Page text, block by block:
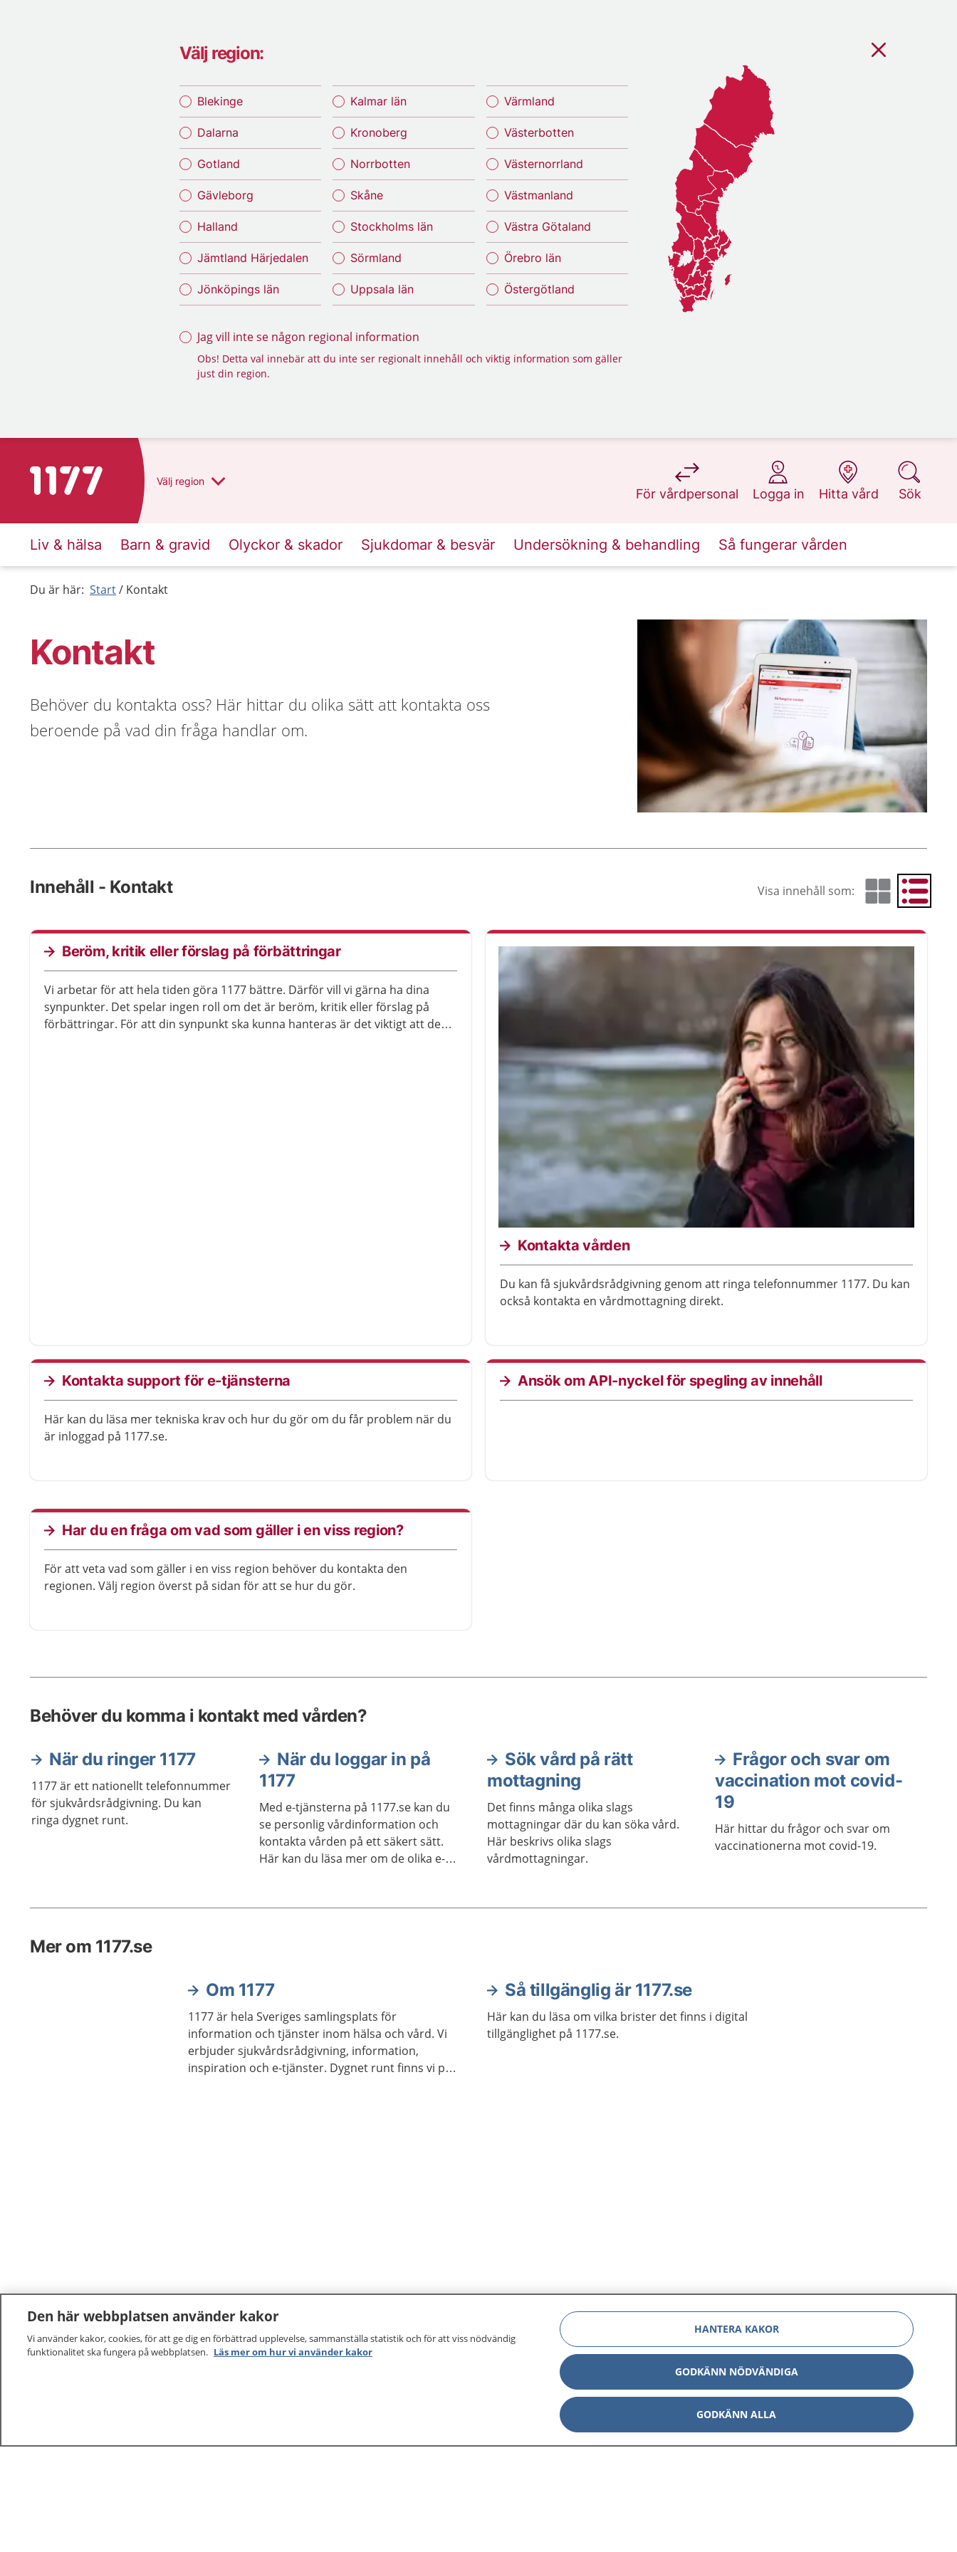
Välj region:
Blekinge
Dalarna
Gotland
Gävleborg
Halland
Jämtland Härjedalen
Jönköpings län
Kalmar län
Kronoberg
Norrbotten
Skåne
Stockholms län
Sörmland
Uppsala län
Värmland
Västerbotten
Västernorrland
Västmanland
Västra Götaland
Örebro län
Östergötland
Jag vill inte se någon regional information
Obs! Detta val innebär att du inte ser regionalt innehåll och viktig information som gäller
just din region.
Till startsidan för 1177 Välj region
För vårdpersonal
på 1177.se
Logga in
på 1177.se
Hitta vård
på 1177.se
Sök
på 1177.se
Liv & hälsa Barn & gravid Olyckor & skador Sjukdomar & besvär Undersökning & behandling Så fungerar vården
Du är här: Start Kontakt
Kontakt
Behöver du kontakta oss? Här hittar du olika sätt att kontakta oss
beroende på vad din fråga handlar om.
Innehåll - Kontakt Visa innehåll som: Visa som rutnät
Visa som
Beröm, kritik eller förslag på förbättringar
Vi arbetar för att hela tiden göra 1177 bättre. Därför vill vi gärna ha dina
synpunkter. Det spelar ingen roll om det är beröm, kritik eller förslag på
förbättringar. För att din synpunkt ska kunna hanteras är det viktigt att den
Kontakta vården
Du kan få sjukvårdsrådgivning genom att ringa telefonnummer 1177. Du kan
också kontakta en vårdmottagning direkt.
Kontakta support för e-tjänsterna
Här kan du läsa mer tekniska krav och hur du gör om du får problem när du
är inloggad på 1177.se.
Ansök om API-nyckel för spegling av innehåll
Har du en fråga om vad som gäller i en viss region?
För att veta vad som gäller i en viss region behöver du kontakta den
regionen. Välj region överst på sidan för att se hur du gör.
Behöver du komma i kontakt med vården?
När du ringer 1177
1177 är ett nationellt telefonnummer
för sjukvårdsrådgivning. Du kan
ringa dygnet runt.
När du loggar in på
1177
Med e-tjänsterna på 1177.se kan du
se personlig vårdinformation och
kontakta vården på ett säkert sätt.
Här kan du läsa mer om de olika e-
Sök vård på rätt
mottagning
Det finns många olika slags
mottagningar där du kan söka vård.
Här beskrivs olika slags
vårdmottagningar.
Frågor och svar om
vaccination mot covid-
19
Här hittar du frågor och svar om
vaccinationerna mot covid-19.
Mer om 1177.se
Om 1177
1177 är hela Sveriges samlingsplats för
information och tjänster inom hälsa och vård. Vi
erbjuder sjukvårdsrådgivning, information,
inspiration och e-tjänster. Dygnet runt finns vi på
Så tillgänglig är 1177.se
Här kan du läsa om vilka brister det finns i digital
tillgänglighet på 1177.se.
Den här webbplatsen använder kakor
Vi använder kakor, cookies, för att ge dig en förbättrad upplevelse, sammanställa statistik och för att viss nödvändig
funktionalitet ska fungera på webbplatsen. Läs mer om hur vi använder kakor
HANTERA KAKOR
GODKÄNN NÖDVÄNDIGA
GODKÄNN ALLA